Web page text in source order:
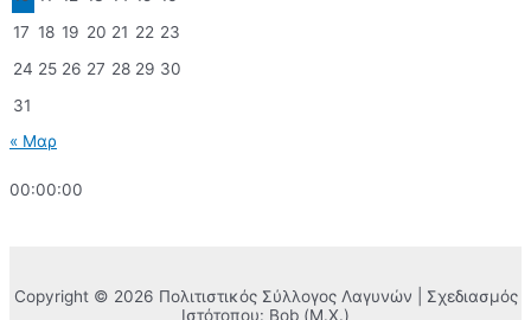
17 18 19 20 21 22 23
24 25 26 27 28 29 30
31
« Μαρ
00:00:00
Copyright © 2026 Πολιτιστικός Σύλλογος Λαγυνών | Σχεδιασμός
Ιστότοπου: Bob (Μ.Χ.)